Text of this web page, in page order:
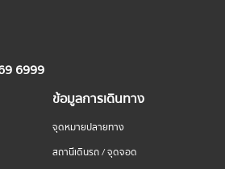
6999
ข้อมูลการเดินทาง
จุดหมายปลายทาง
สถานีเดินรถ / จุดจอด